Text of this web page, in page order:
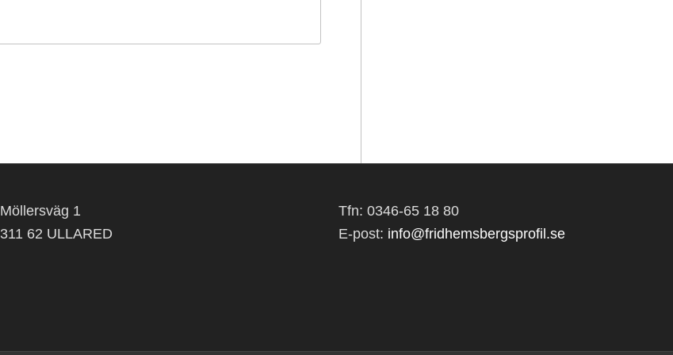
Möllersväg 1
311 62 ULLARED
Tfn: 0346-65 18 80
E-post: info@fridhemsbergsprofil.se